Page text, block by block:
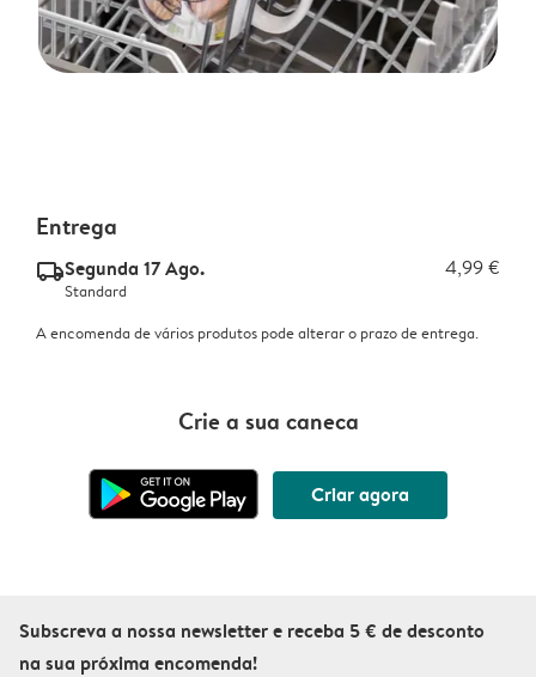
Entrega
delivery_standard_v2Segunda 17 Ago. 4,99 €
Standard
A encomenda de vários produtos pode alterar o prazo de entrega.
Crie a sua caneca
Criar agora
Subscreva a nossa newsletter e receba 5 € de desconto
na sua próxima encomenda!